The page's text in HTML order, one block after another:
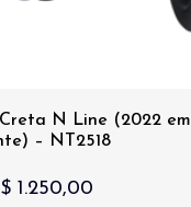
N Line (2022 em
– NT2518
1.250,00